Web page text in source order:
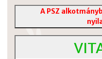
A PSZ